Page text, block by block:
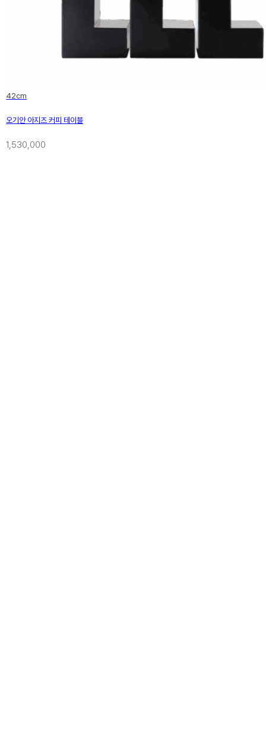
42cm
오기안 아지즈 커피 테이블
1,530,000